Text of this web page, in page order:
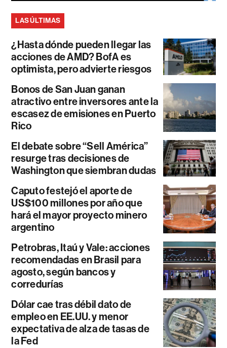
LAS ÚLTIMAS
¿Hasta dónde pueden llegar las
acciones de AMD? BofA es
optimista, pero advierte riesgos
Bonos de San Juan ganan
atractivo entre inversores ante la
escasez de emisiones en Puerto
Rico
El debate sobre “Sell América”
resurge tras decisiones de
Washington que siembran dudas
Caputo festejó el aporte de
US$100 millones por año que
hará el mayor proyecto minero
argentino
Petrobras, Itaú y Vale: acciones
recomendadas en Brasil para
agosto, según bancos y
corredurías
Dólar cae tras débil dato de
empleo en EE.UU. y menor
expectativa de alza de tasas de
la Fed